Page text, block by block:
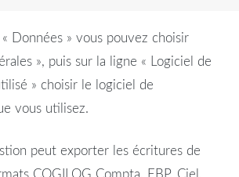
Données » vous pouvez choisir
», puis sur la ligne « Logiciel
de
» choisir le logiciel
de
vous utilisez.
peut exporter les écritures de